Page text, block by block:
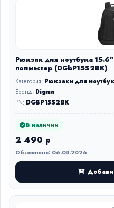
Рюкзак для ноутбука
полиэстер (DGbP15S2BK)
Категория: Рюкзаки для
Бренд: Digma
PN: DGBP15S2BK
В наличии
2 490 р
Обновлено: 06.08.2026